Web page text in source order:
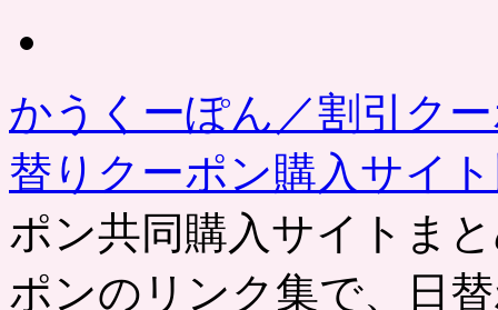
かうくーぽん／割引ク
替りクーポン購入サイ
ポン共同購入サイトま
ポンのリンク集で、日